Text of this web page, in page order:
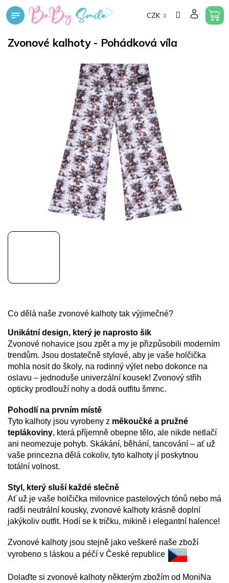
Přejít
na
CZK
Zvonové kalhoty - Pohádková víla
Co dělá naše zvonové kalhoty tak výjimečné?
Unikátní design, který je naprosto šik
Zvonové nohavice jsou zpět a my je přizpůsobili moderním
trendům. Jsou dostatečně stylové, aby je vaše holčička
mohla nosit do školy, na rodinný výlet nebo dokonce na
oslavu – jednoduše univerzální kousek! Zvonový střih
opticky prodlouží nohy a dodá outfitu šmrnc.
Pohodlí na prvním místě
Tyto kalhoty jsou vyrobeny z měkoučké a pružné
teplákoviny, která příjemně obepne tělo, ale nikde netlačí
ani neomezuje pohyb. Skákání, běhání, tancování – ať už
vaše princezna dělá cokoliv, tyto kalhoty jí poskytnou
totální volnost.
Styl, který sluší každé slečně
Ať už je vaše holčička milovnice pastelových tónů nebo má
radši neutrální kousky, zvonové kalhoty krásně doplní
jakýkoliv outfit. Hodí se k tričku, mikině i elegantní halence!
Zvonové kalhoty jsou stejně jako veškeré naše zboží
vyrobeno s láskou a péčí v České republice
Dolaďte si zvonové kalhoty některým zbožím od MoniNa